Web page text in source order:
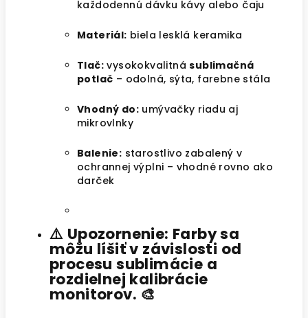
každodennú dávku kávy alebo čaju
Materiál: biela lesklá keramika
Tlač: vysokokvalitnásublimačná
potlač – odolná, sýta, farebne stála
Vhodný do: umývačky riadu aj
mikrovlnky
Balenie: starostlivo zabalený v
ochrannej výplni – vhodné rovno ako
darček
⚠️ Upozornenie: Farby sa
môžu líšiť v závislosti od
procesu sublimácie a
rozdielnej kalibrácie
monitorov. 🎨